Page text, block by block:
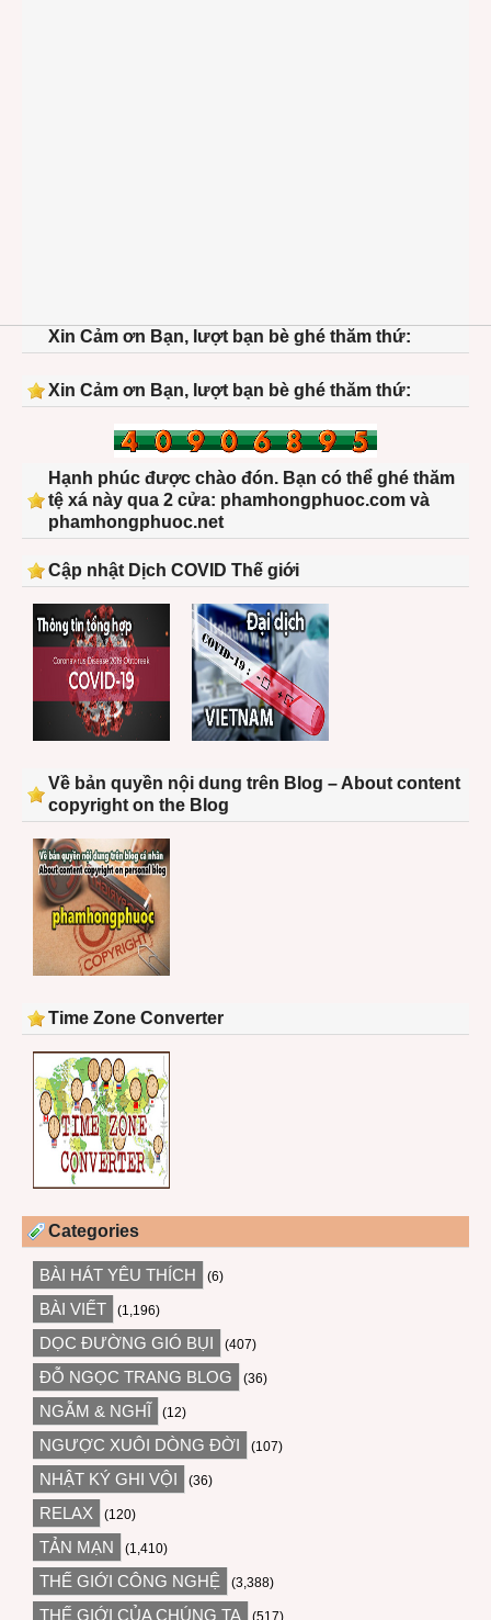
Xin Cảm ơn Bạn, lượt bạn bè ghé thăm thứ:
Xin Cảm ơn Bạn, lượt bạn bè ghé thăm thứ:
Hạnh phúc được chào đón. Bạn có thể ghé thăm
tệ xá này qua 2 cửa: phamhongphuoc.com và
phamhongphuoc.net
Cập nhật Dịch COVID Thế giới
Về bản quyền nội dung trên Blog – About content
copyright on the Blog
Time Zone Converter
Categories
BÀI HÁT YÊU THÍCH (6)
BÀI VIẾT (1,196)
DỌC ĐƯỜNG GIÓ BỤI (407)
ĐỖ NGỌC TRANG BLOG (36)
NGẪM & NGHĨ (12)
NGƯỢC XUÔI DÒNG ĐỜI (107)
NHẬT KÝ GHI VỘI (36)
RELAX (120)
TẢN MẠN (1,410)
THẾ GIỚI CÔNG NGHỆ (3,388)
THẾ GIỚI CỦA CHÚNG TA (517)